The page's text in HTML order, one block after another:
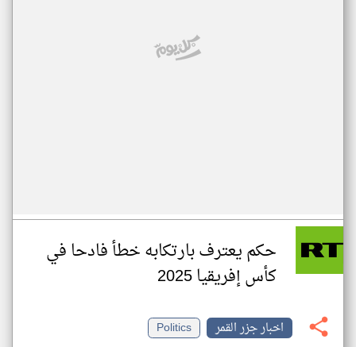
حكم يعترف بارتكابه خطأ فادحا في
كأس إفريقيا 2025
اخبار جزر القمر
Politics